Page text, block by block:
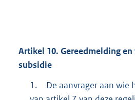
Artikel 10. Gereedmelding
subsidie
1.
De aanvrager aan wie